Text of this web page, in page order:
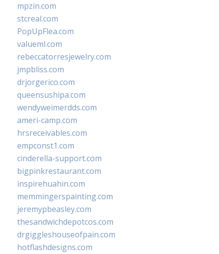
mpzin.com
stcreal.com
PopUpFlea.com
valueml.com
rebeccatorresjewelry.com
jmpbliss.com
drjorgerico.com
queensushipa.com
wendyweimerdds.com
ameri-camp.com
hrsreceivables.com
empconst1.com
cinderella-support.com
bigpinkrestaurant.com
inspirehuahin.com
memmingerspainting.com
jeremypbeasley.com
thesandwichdepotcos.com
drgiggleshouseofpain.com
hotflashdesigns.com